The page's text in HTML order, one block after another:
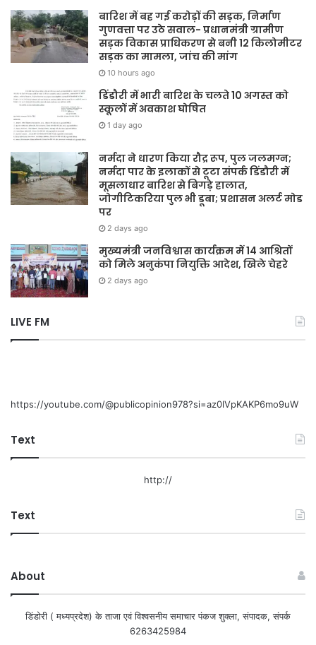
बारिश में बह गई करोड़ों की सड़क, निर्माण
गुणवत्ता पर उठे सवाल- प्रधानमंत्री ग्रामीण
सड़क विकास प्राधिकरण से बनी 12 किलोमीटर
सड़क का मामला, जांच की मांग
10 hours ago
डिंडौरी में भारी बारिश के चलते 10 अगस्त को
स्कूलों में अवकाश घोषित
1 day ago
नर्मदा ने धारण किया रौद्र रूप, पुल जलमग्न;
नर्मदा पार के इलाकों से टूटा संपर्क डिंडौरी में
मूसलाधार बारिश से बिगड़े हालात,
जोगीटिकरिया पुल भी डूबा; प्रशासन अलर्ट मोड
पर
2 days ago
मुख्यमंत्री जनविश्वास कार्यक्रम में 14 आश्रितों
को मिले अनुकंपा नियुक्ति आदेश, खिले चेहरे
2 days ago
LIVE FM
https://youtube.com/@publicopinion978?si=az0lVpKAKP6mo9uW
Text
http://
Text
About
डिंडोरी ( मध्यप्रदेश) के ताजा एवं विश्वसनीय समाचार पंकज शुक्ला, संपादक, संपर्क
6263425984